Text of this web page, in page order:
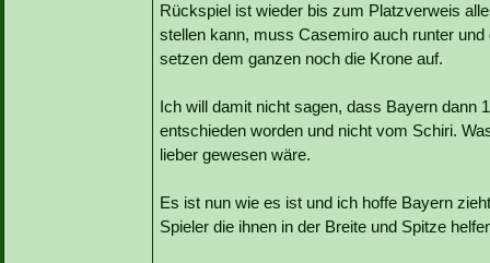
Rückspiel ist wieder bis zum Platzverweis
stellen kann, muss Casemiro auch runter
setzen dem ganzen noch die Krone auf.
Ich will damit nicht sagen, dass Bayern dann
entschieden worden und nicht vom Schiri.
lieber gewesen wäre.
Es ist nun wie es ist und ich hoffe Bayern
Spieler die ihnen in der Breite und Spitze